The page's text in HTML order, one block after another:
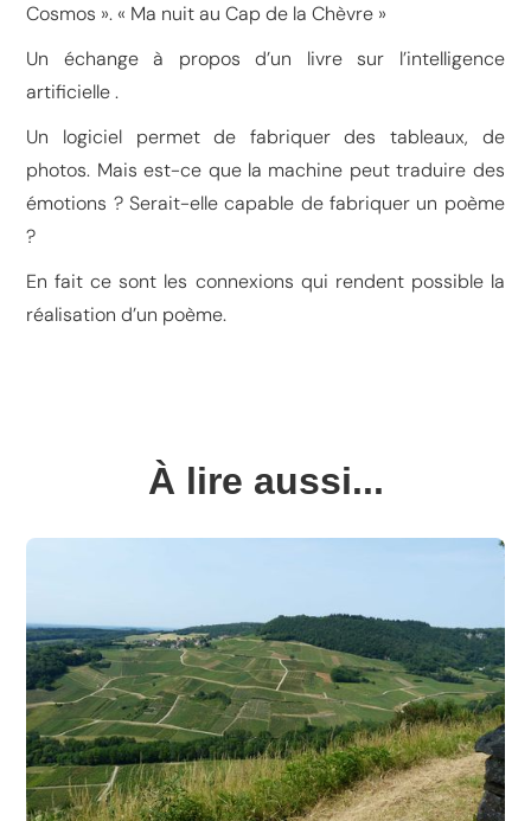
Cosmos ». « Ma nuit au Cap de la Chèvre »
Un échange à propos d’un livre sur l’intelligence
artificielle .
Un logiciel permet de fabriquer des tableaux, de
photos. Mais est-ce que la machine peut traduire des
émotions ? Serait-elle capable de fabriquer un poème
?
En fait ce sont les connexions qui rendent possible la
réalisation d’un poème.
À lire aussi...